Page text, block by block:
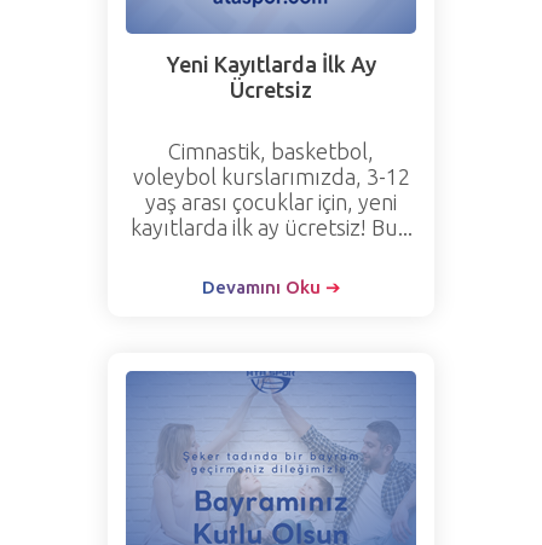
Yeni Kayıtlarda İlk Ay
Ücretsiz
Cimnastik, basketbol,
voleybol kurslarımızda, 3-12
yaş arası çocuklar için, yeni
kayıtlarda ilk ay ücretsiz! Bu...
Devamını Oku ➔